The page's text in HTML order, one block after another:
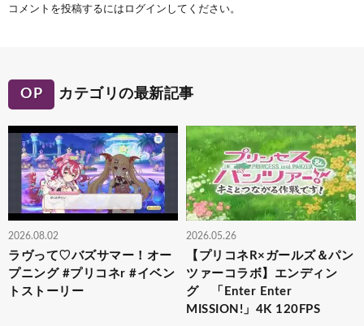
コメントを投稿するには ログイン してください。
OP カテゴリの最新記事
2026.08.02
ラヴって♡バズサマー！オー
プニング #プリコネr #イベン
トストーリー
2026.05.26
【プリコネR×ガールズ＆パン
ツァーコラボ】エンディン
グ 「Enter Enter
MISSION!」4K 120FPS